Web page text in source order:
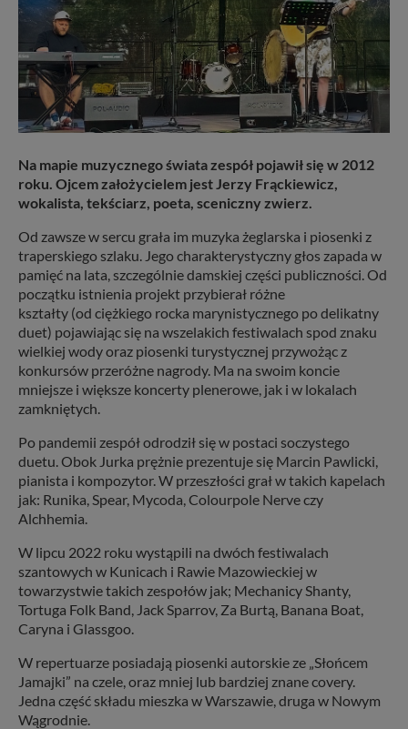
Na mapie muzycznego świata zespół pojawił się w 2012
roku. Ojcem założycielem jest Jerzy Frąckiewicz,
wokalista, tekściarz, poeta, sceniczny zwierz.
Od zawsze w sercu grała im muzyka żeglarska i piosenki z
traperskiego szlaku. Jego charakterystyczny głos zapada w
pamięć na lata, szczególnie damskiej części publiczności. Od
początku istnienia projekt przybierał różne
kształty (od ciężkiego rocka marynistycznego po delikatny
duet) pojawiając się na wszelakich festiwalach spod znaku
wielkiej wody oraz piosenki turystycznej przywożąc z
konkursów przeróżne nagrody. Ma na swoim koncie
mniejsze i większe koncerty plenerowe, jak i w lokalach
zamkniętych.
Po pandemii zespół odrodził się w postaci soczystego
duetu. Obok Jurka prężnie prezentuje się Marcin Pawlicki,
pianista i kompozytor. W przeszłości grał w takich kapelach
jak: Runika, Spear, Mycoda, Colourpole Nerve czy
Alchhemia.
W lipcu 2022 roku wystąpili na dwóch festiwalach
szantowych w Kunicach i Rawie Mazowieckiej w
towarzystwie takich zespołów jak; Mechanicy Shanty,
Tortuga Folk Band, Jack Sparrov, Za Burtą, Banana Boat,
Caryna i Glassgoo.
W repertuarze posiadają piosenki autorskie ze „Słońcem
Jamajki” na czele, oraz mniej lub bardziej znane covery.
Jedna część składu mieszka w Warszawie, druga w Nowym
Wągrodnie.